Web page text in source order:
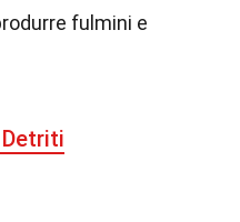
fulmini e